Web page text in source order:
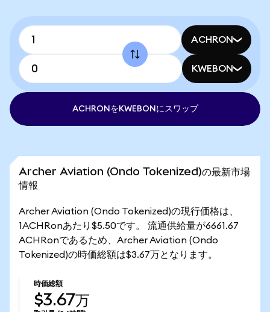
ACHRON
KWEBON
ACHRONをKWEBONにスワップ
Archer Aviation (Ondo Tokenized)の最新市場
情報
Archer Aviation (Ondo Tokenized)の現行価格は、
1ACHRonあたり$5.50です。 流通供給量が6661.67
ACHRonであるため、Archer Aviation (Ondo
Tokenized)の時価総額は$3.67万となります。
時価総額
$3.67万